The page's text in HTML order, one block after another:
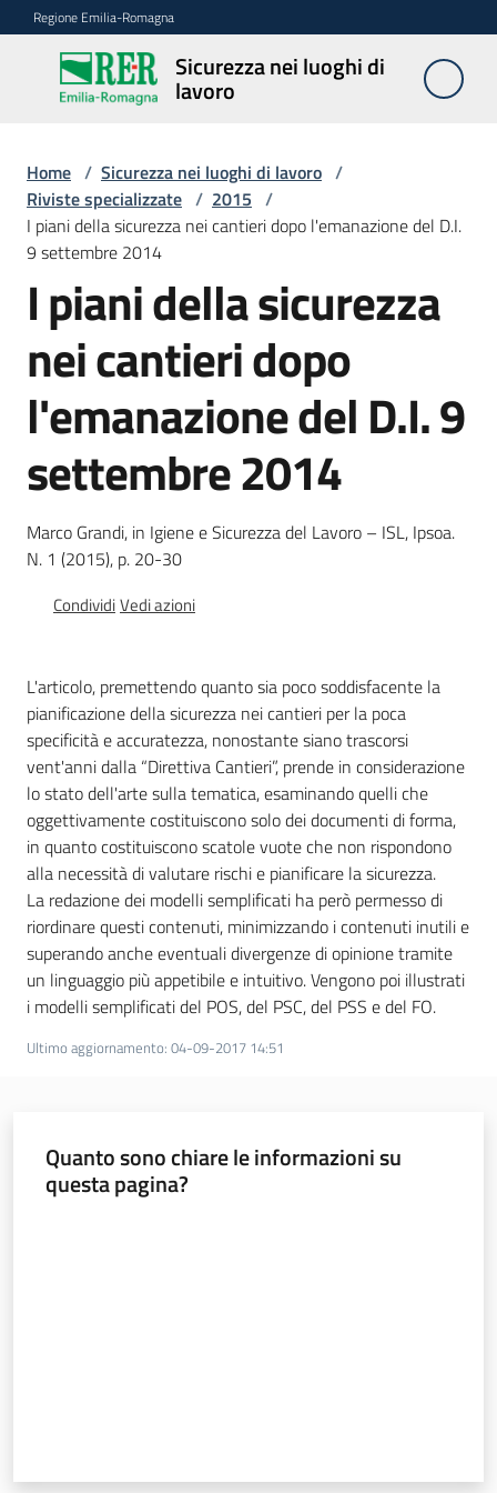
Vai al contenuto
Vai alla navigazione
Vai al footer
Regione Emilia-Romagna
Sicurezza nei luoghi di
lavoro
Sicurezza
nei
lavoro
Notizie
Sicurezza
costruzioni
Coordinamento
prevenzione
vigilanza
la
sicurezza
Ambiti
INAIL
Regione
Home / Sicurezza nei luoghi di lavoro /
Riviste specializzate / 2015 /
I piani della sicurezza nei cantieri dopo l'emanazione del D.I.
9 settembre 2014
I piani della sicurezza
nei cantieri dopo
l'emanazione del D.I. 9
settembre 2014
Marco Grandi, in Igiene e Sicurezza del Lavoro – ISL, Ipsoa.
N. 1 (2015), p. 20-30
CondividiVedi azioni
L'articolo, premettendo quanto sia poco soddisfacente la
pianificazione della sicurezza nei cantieri per la poca
specificità e accuratezza, nonostante siano trascorsi
vent'anni dalla “Direttiva Cantieri”, prende in considerazione
lo stato dell'arte sulla tematica, esaminando quelli che
oggettivamente costituiscono solo dei documenti di forma,
in quanto costituiscono scatole vuote che non rispondono
alla necessità di valutare rischi e pianificare la sicurezza.
La redazione dei modelli semplificati ha però permesso di
riordinare questi contenuti, minimizzando i contenuti inutili e
superando anche eventuali divergenze di opinione tramite
un linguaggio più appetibile e intuitivo. Vengono poi illustrati
i modelli semplificati del POS, del PSC, del PSS e del FO.
Ultimo aggiornamento: 04-09-2017 14:51
Quanto sono chiare le informazioni su
questa pagina?